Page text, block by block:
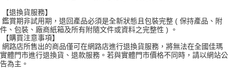
【退換貨服務】
鑑賞期非試用期，退回產品必須是全新狀態且包裝完整 ( 保持產品、附
件、包裝、廠商紙箱及所有附隨文件或資料之完整性 ) 。
【購買注意事項】
網路店所售出的商品僅可在網路店進行退換貨服務，將無法在全國佳瑪
實體門市進行退換貨、退款服務。若與實體門市價格不同時，請以網站公
告為主。